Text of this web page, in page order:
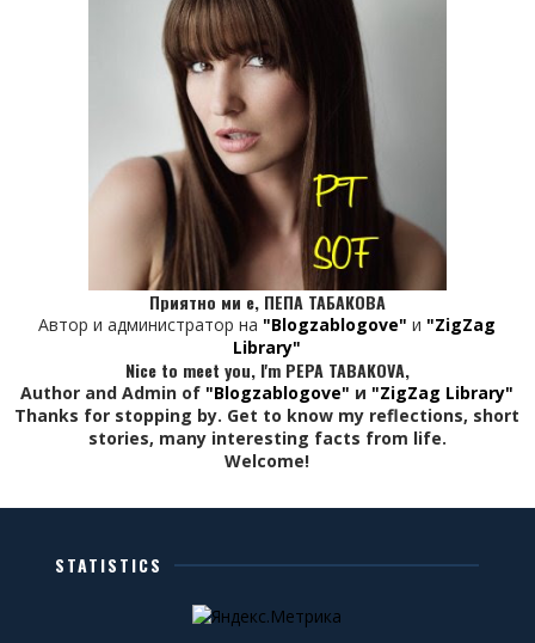
Приятно ми е, ПЕПА ТАБАКОВА
Автор и администратор на "Blogzablogove" и "ZigZag
Library"
Nice to meet you, I'm PEPA TABAKOVA,
Author and Admin of "Blogzablogove" и "ZigZag Library"
Thanks for stopping by. Get to know my reflections, short
stories, many interesting facts from life.
Welcome!
STATISTICS